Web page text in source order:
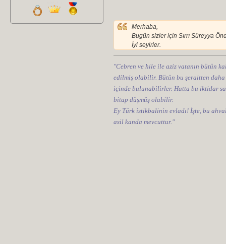
Merhaba,
Bugün sizler için Sırrı Süreyya
İyi seyirler.
"Cebren ve hile ile aziz vatanın bütün
edilmiş olabilir. Bütün bu şeraitten
içinde bulunabilirler. Hatta bu iktidar
bitap düşmüş olabilir.
Ey Türk istikbalinin evladı! İşte, bu
asil kanda mevcuttur."